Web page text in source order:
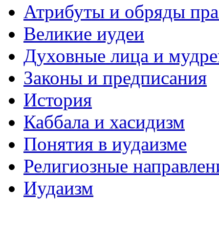
Атрибуты и обряды
Великие иудеи
Духовные лица и
Законы и предписания
История
Каббала и хасидизм
Понятия в иудаизме
Религиозные
Иудаизм